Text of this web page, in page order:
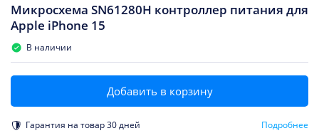
Микросхема SN61280H контроллер питания для
Apple iPhone 15
В наличии
Добавить в корзину
Гарантия на товар 30 дней Подробнее